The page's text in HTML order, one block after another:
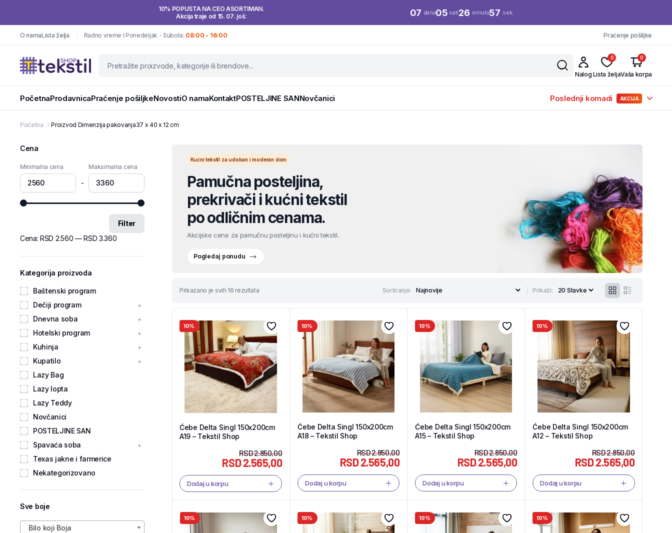
10% POPUSTA NA CEO ASORTIMAN.
Akcija traje od 15. 07. još:
07 dana05 sati26 minuta56 sek.
O namaLista želja Radno vreme I Ponedeljak - Subota: 08:00 - 16:00 Praćenje pošiljke
Nalog
0
Lista želja
0
Vaša korpa
PočetnaProdavnicaPraćenje pošiljkeNovostiO namaKontaktPOSTELJINE SANNovčanici Poslednji komadi AKCIJA
Početna Proizvod Dimenzija pakovanja37 x 40 x 12 cm
Kućni tekstil za udoban i moderan dom
Pamučna posteljina,
prekrivači i kućni tekstil
po odličnim cenama.
Akcijske cene za pamučnu posteljinu i kućni tekstil.
Pogledaj ponudu
Prikazano je svih 16 rezultata Sortiranje: Prikaži:
10%
Ćebe Delta Singl 150x200cm
A19 – Tekstil Shop
RSD2.850,00
RSD2.565,00
Dodaj u korpu
10%
Ćebe Delta Singl 150x200cm
A18 – Tekstil Shop
RSD2.850,00
RSD2.565,00
Dodaj u korpu
10%
Ćebe Delta Singl 150x200cm
A15 – Tekstil Shop
RSD2.850,00
RSD2.565,00
Dodaj u korpu
10%
Ćebe Delta Singl 150x200cm
A12 – Tekstil Shop
RSD2.850,00
RSD2.565,00
Dodaj u korpu
10% 10% 10% 10%
Cena
Minimalna cena
-
Maksimalna cena
Filter
Cena:RSD 2.560 —RSD 3.360
Kategorija proizvoda
Baštenski program
Dečiji program
Dnevna soba
Hotelski program
Kuhinja
Kupatilo
Lazy Bag
Lazy lopta
Lazy Teddy
Novčanici
POSTELJINE SAN
Spavaća soba
Texas jakne i farmerice
Nekategorizovano
Sve boje
Bilo koji Boja